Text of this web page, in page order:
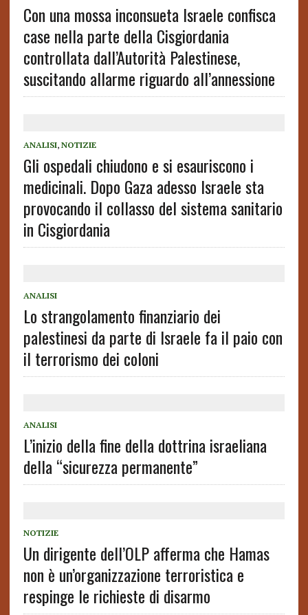
Con una mossa inconsueta Israele confisca
case nella parte della Cisgiordania
controllata dall’Autorità Palestinese,
suscitando allarme riguardo all’annessione
ANALISI, NOTIZIE
Gli ospedali chiudono e si esauriscono i
medicinali. Dopo Gaza adesso Israele sta
provocando il collasso del sistema sanitario
in Cisgiordania
ANALISI
Lo strangolamento finanziario dei
palestinesi da parte di Israele fa il paio con
il terrorismo dei coloni
ANALISI
L’inizio della fine della dottrina israeliana
della “sicurezza permanente”
NOTIZIE
Un dirigente dell’OLP afferma che Hamas
non è un’organizzazione terroristica e
respinge le richieste di disarmo